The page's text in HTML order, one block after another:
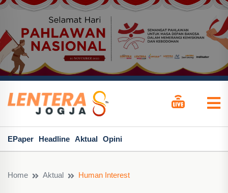
EPaper Headline Aktual Opini
Home Aktual Human Interest